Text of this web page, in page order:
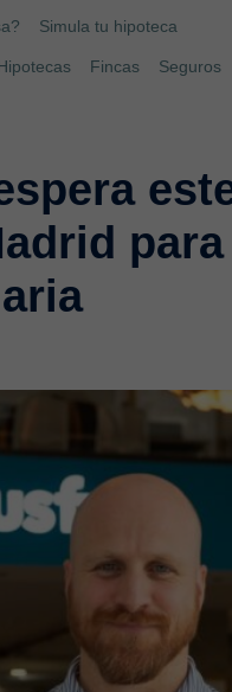
Simula tu hipoteca
Fincas Seguros